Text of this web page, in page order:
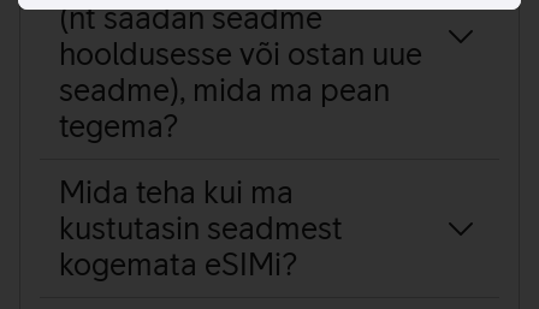
(nt saadan seadme
hooldusesse või ostan uue
seadme), mida ma pean
tegema?
Mida teha kui ma
kustutasin seadmest
kogemata eSIMi?